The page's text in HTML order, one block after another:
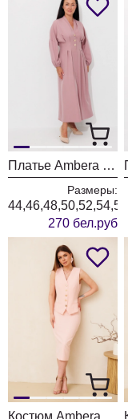
Платье Ambera style 1148-3 пыльная роза
Размеры:
270 бел.руб
Костюм Ambera style 2166 пудра